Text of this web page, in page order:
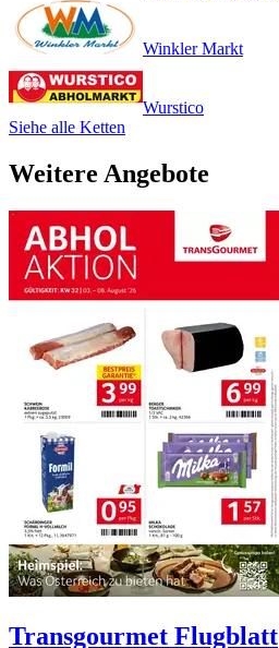
Winkler Markt
Wurstico
Siehe alle Ketten
Weitere Angebote
Transgourmet Flugblatt